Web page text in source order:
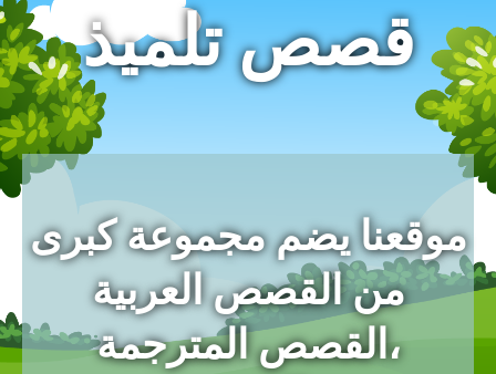
قصص تلميذ
موقعنا يضم مجموعة كبرى
من القصص العربية
،القصص المترجمة